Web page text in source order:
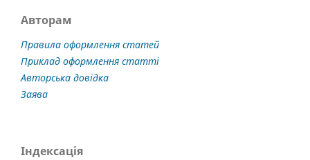
Авторам
Правила оформлення статей
Приклад оформлення статті
Авторська довідка
Заява
Індексація